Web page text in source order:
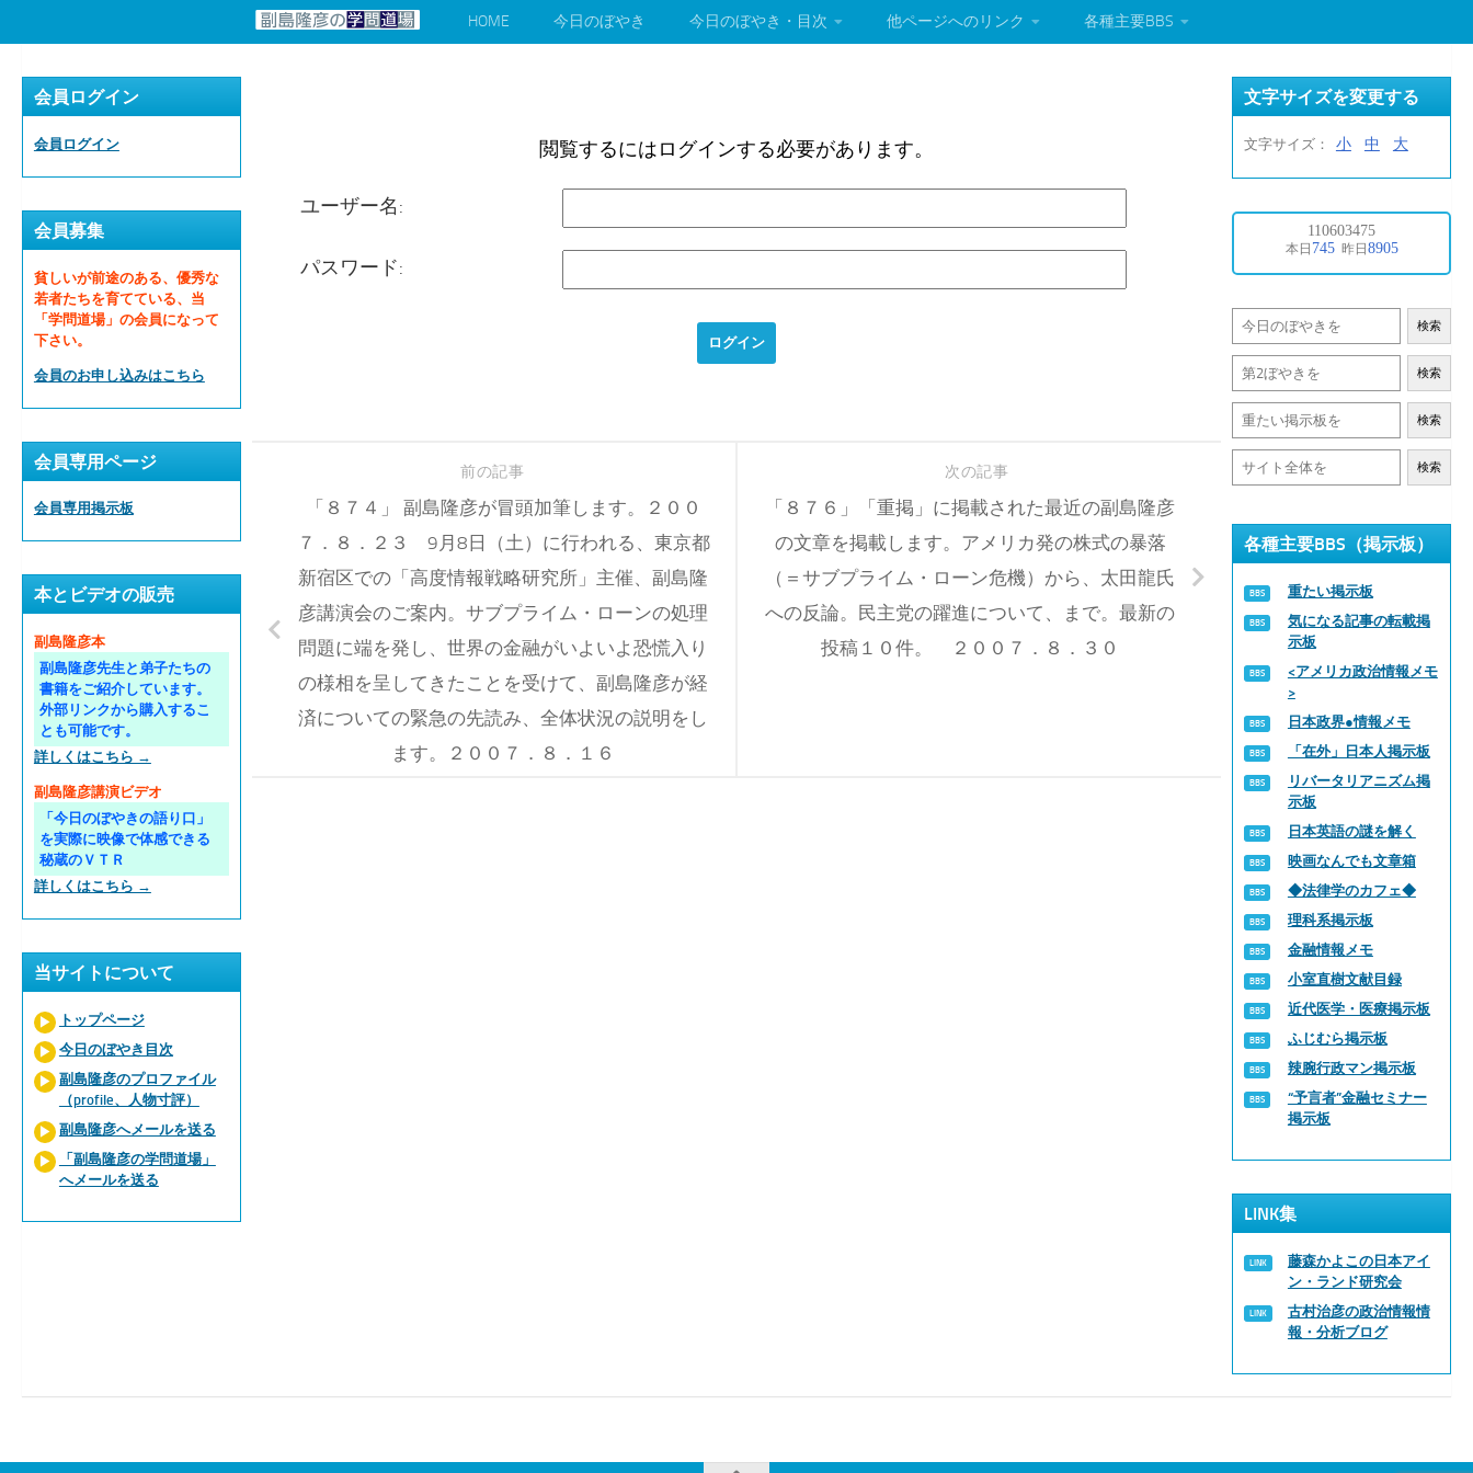
HOME 今日のぼやき 今日のぼやき・目次 他ページへのリンク 各種主要BBS
閲覧するにはログインする必要があります。
ユーザー名:
パスワード:
次の記事
「８７６」「重掲」に掲載された最近の副島隆彦
の文章を掲載します。アメリカ発の株式の暴落
（＝サブプライム・ローン危機）から、太田龍氏
への反論。民主党の躍進について、まで。最新の
投稿１０件。 ２００７．８．３０
前の記事
「８７４」 副島隆彦が冒頭加筆します。２００
７．８．２３ 9月8日（土）に行われる、東京都
新宿区での「高度情報戦略研究所」主催、副島隆
彦講演会のご案内。サブプライム・ローンの処理
問題に端を発し、世界の金融がいよいよ恐慌入り
の様相を呈してきたことを受けて、副島隆彦が経
済についての緊急の先読み、全体状況の説明をし
ます。２００７．８．１６
会員ログイン
会員ログイン
会員募集
貧しいが前途のある、優秀な
若者たちを育てている、当
「学問道場」の会員になって
下さい。
会員のお申し込みはこちら
会員専用ページ
会員専用掲示板
本とビデオの販売
副島隆彦本
副島隆彦先生と弟子たちの
書籍をご紹介しています。
外部リンクから購入するこ
とも可能です。
詳しくはこちら →
副島隆彦講演ビデオ
「今日のぼやきの語り口」
を実際に映像で体感できる
秘蔵のＶＴＲ
詳しくはこちら →
当サイトについて
トップページ
今日のぼやき目次
副島隆彦のプロファイル
（profile、人物寸評）
副島隆彦へメールを送る
「副島隆彦の学問道場」
へメールを送る
文字サイズを変更する
文字サイズ： 小 中 大
検索
検索
検索
検索
各種主要BBS（掲示板）
重たい掲示板
気になる記事の転載掲
示板
<アメリカ政治情報メモ
>
日本政界●情報メモ
「在外」日本人掲示板
リバータリアニズム掲
示板
日本英語の謎を解く
映画なんでも文章箱
◆法律学のカフェ◆
理科系掲示板
金融情報メモ
小室直樹文献目録
近代医学・医療掲示板
ふじむら掲示板
辣腕行政マン掲示板
“予言者”金融セミナー
掲示板
LINK集
藤森かよこの日本アイ
ン・ランド研究会
古村治彦の政治情報情
報・分析ブログ